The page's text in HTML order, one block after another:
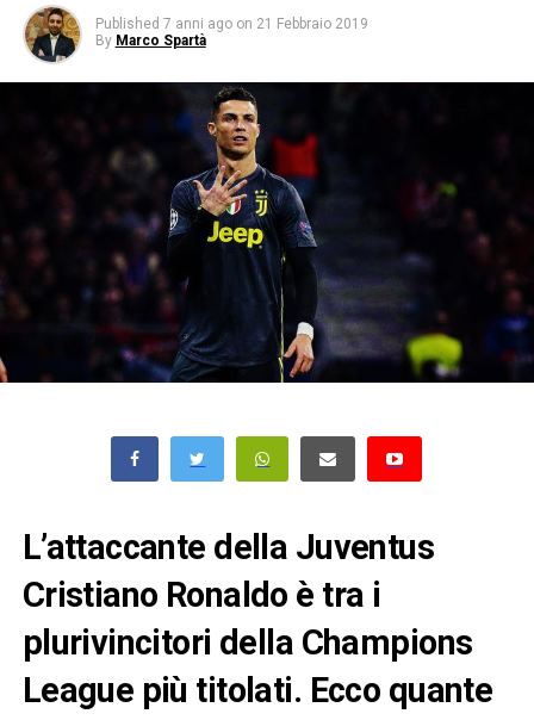
Published 7 anni ago on 21 Febbraio 2019
By Marco Spartà
L’attaccante della Juventus
Cristiano Ronaldo è tra i
plurivincitori della Champions
League più titolati. Ecco quante